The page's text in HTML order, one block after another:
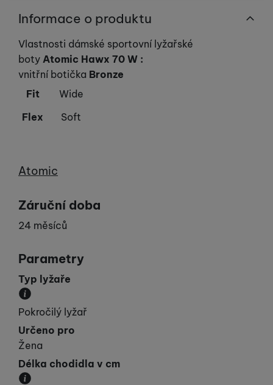
Informace o produktu
Vlastnosti dámské sportovní lyžařské
boty Atomic Hawx 70 W :
vnitřní botička Bronze
Fit
Wide
Flex
Soft
Výrobce
Atomic
Záruční doba
24 měsíců
Parametry
Typ lyžaře
Udává vaší „výkonnost“.
Pokročilý lyžař
Určeno pro
Žena
Délka chodidla v cm